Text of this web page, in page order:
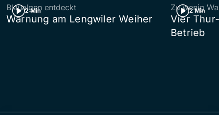
2 Min
Blaualgen entdeckt
Warnung am Lengwiler Weiher
2 Min
Zu wenig
Vier
Betrieb